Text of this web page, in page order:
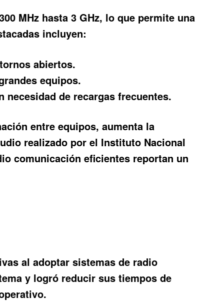
MHz hasta 3 GHz, lo que permite una
incluyen:
abiertos.
equipos.
de recargas frecuentes.
entre equipos, aumenta la
realizado por el Instituto Nacional
comunicación eficientes reportan un
al adoptar sistemas de radio
y logró reducir sus tiempos de